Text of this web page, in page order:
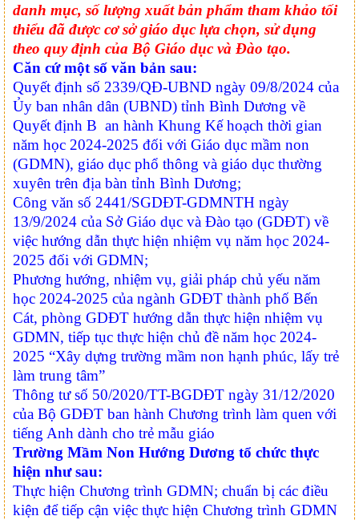
danh mục, số lượng xuất bản phẩm tham khảo tối
thiểu đã được cơ sở giáo dục lựa chọn, sử dụng
theo quy định của Bộ Giáo dục và Đào tạo.
Căn cứmột số văn bản sau:
Quyết định số 2339/QĐ-UBND ngày 09/8/2024 của
Ủy ban nhân dân (UBND) tỉnh Bình Dương về
Quyết định B an hành Khung Kế hoạch thời gian
năm học 2024-2025 đối với Giáo dục mầm non
(GDMN), giáo dục phổ thông và giáo dục thường
xuyên trên địa bàn tỉnh Bình Dương;
Công văn số 2441/SGDĐT-GDMNTH ngày
13/9/2024 của Sở Giáo dục và Đào tạo (GDĐT) về
việc hướng dẫn thực hiện nhiệm vụ năm học 2024-
2025 đối với GDMN;
Phương hướng, nhiệm vụ, giải pháp chủ yếu năm
học 2024-2025 của ngành GDĐT thành phố Bến
Cát, phòng GDĐT hướng dẫn thực hiện nhiệm vụ
GDMN, tiếp tục thực hiện chủ đề năm học 2024-
2025 “Xây dựng trường mầm non hạnh phúc, lấy trẻ
làm trung tâm”
Thông tư số 50/2020/TT-BGDĐT ngày 31/12/2020
của Bộ GDĐT ban hành Chương trình làm quen với
tiếng Anh dành cho trẻ mẫu giáo
Trường Mầm Non Hướng Dương tổ chức thực
hiện như sau:
Thực hiện Chương trình GDMN; chuẩn bị các điều
kiện để tiếp cận việc thực hiện Chương trình GDMN